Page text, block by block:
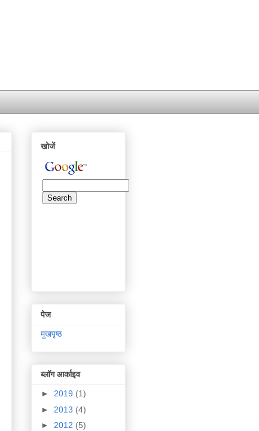
खोजें
पेज
मुखपृष्ठ
ब्लॉग आर्काइव
► 2019 (1)
► 2013 (4)
► 2012 (5)